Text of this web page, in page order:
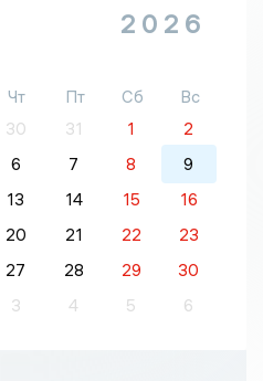
2026
Чт Пт Сб
Вс
30 31 1
2
6 7 8
9
13 14 15
16
20 21 22
23
27 28 29
30
3 4 5 6